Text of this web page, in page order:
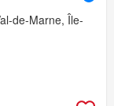
de-Marne, Île-